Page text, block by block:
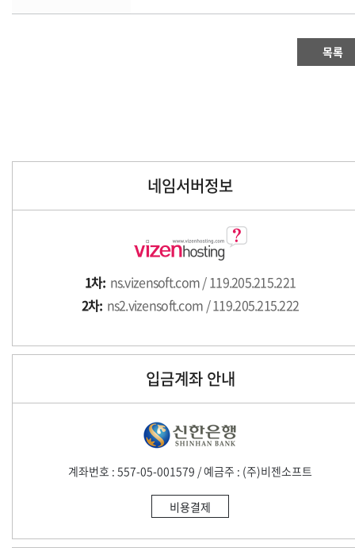
목록
네임서버정보
1차: ns.vizensoft.com / 119.205.215.221
2차: ns2.vizensoft.com / 119.205.215.222
입금계좌 안내
계좌번호 : 557-05-001579 / 예금주 : (주)비젠소프트
비용결제